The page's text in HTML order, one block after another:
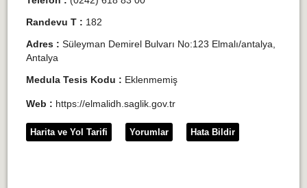
Randevu T : 182
Adres : Süleyman Demirel Bulvarı No:123 Elmalı/antalya,
Antalya
Medula Tesis Kodu : Eklenmemiş
Web : https://elmalidh.saglik.gov.tr
Harita ve Yol Tarifi Yorumlar Hata Bildir